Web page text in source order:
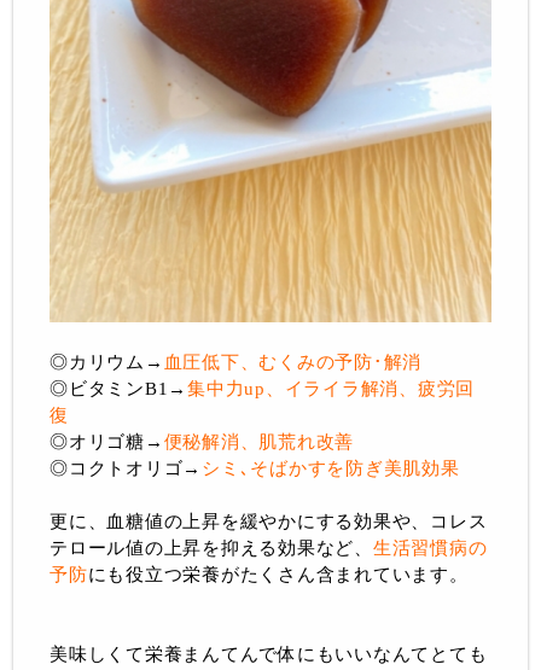
◎カリウム→ 血圧低下、むくみの予防･解消
◎ビタミンB1→集中力up、イライラ解消、疲労回
復
◎オリゴ糖→ 便秘解消、肌荒れ改善
◎コクトオリゴ→ シミ､そばかすを防ぎ美肌効果
更に、血糖値の上昇を緩やかにする効果や、コレス
テロール値の上昇を抑える効果など、 生活習慣病の
予防にも役立つ栄養がたくさん含まれています。
美味しくて栄養まんてんで体にもいいなんてとても